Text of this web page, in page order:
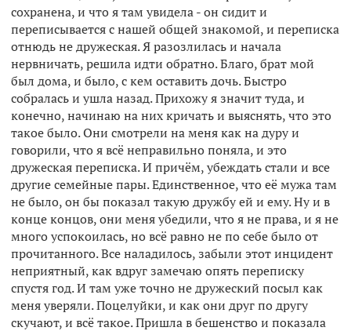
сохранена, и что я там увидела - он сидит и
переписывается с нашей общей знакомой, и переписка
отнюдь не дружеская. Я разозлилась и начала
нервничать, решила идти обратно. Благо, брат мой
был дома, и было, с кем оставить дочь. Быстро
собралась и ушла назад. Прихожу я значит туда, и
конечно, начинаю на них кричать и выяснять, что это
такое было. Они смотрели на меня как на дуру и
говорили, что я всё неправильно поняла, и это
дружеская переписка. И причём, убеждать стали и все
другие семейные пары. Единственное, что её мужа там
не было, он бы показал такую дружбу ей и ему. Ну и в
конце концов, они меня убедили, что я не права, и я не
много успокоилась, но всё равно не по себе было от
прочитанного. Все наладилось, забыли этот инцидент
неприятный, как вдруг замечаю опять переписку
спустя год. И там уже точно не дружеский посыл как
меня уверяли. Поцелуйки, и как они друг по другу
скучают, и всё такое. Пришла в бешенство и показала